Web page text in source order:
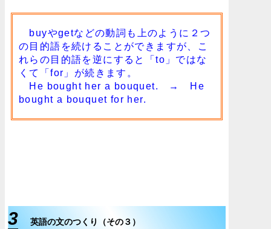
buyやgetなどの動詞も上のように２つ
の目的語を続けることができますが、こ
れらの目的語を逆にすると「to」ではな
くて「for」が続きます。
He bought her a bouquet. → He
bought a bouquet for her.
3 英語の文のつくり（その３）